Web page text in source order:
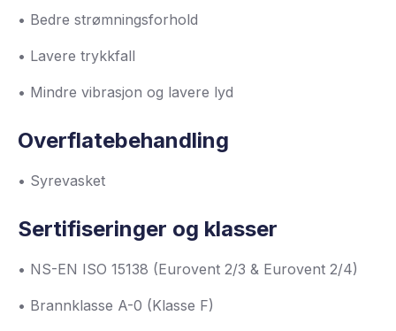
• Bedre strømningsforhold
• Lavere trykkfall
• Mindre vibrasjon og lavere lyd
Overflatebehandling
• Syrevasket
Sertifiseringer og klasser
• NS-EN ISO 15138 (Eurovent 2/3 & Eurovent 2/4)
• Brannklasse A-0 (Klasse F)